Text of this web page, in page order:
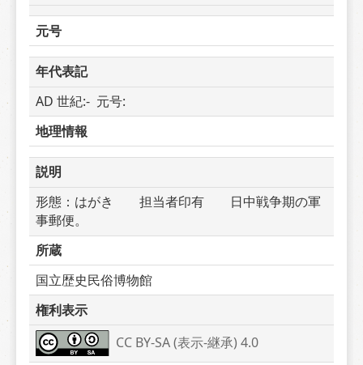
元号
年代表記
AD 世紀:-  元号:
地理情報
説明
形態：はがき　　担当者印有　　日中戦争期の軍
事郵便。
所蔵
国立歴史民俗博物館
権利表示
CC BY-SA (表示-継承) 4.0